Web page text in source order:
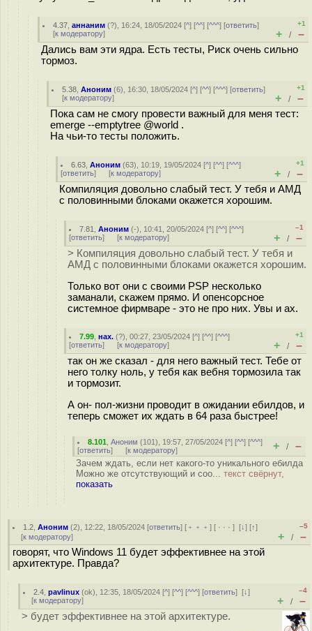
4.37 ,аннаним (?), 16:24, 18/05/2024 [^] [^^] [^^^] [ответить]
[к модератору]
+1
+ / –
Дались вам эти ядра. Есть тесты, Риск очень сильно
тормоз.
5.38 ,Аноним (6), 16:30, 18/05/2024 [^] [^^] [^^^] [ответить]
[к модератору]
+1
+ / –
Пока сам не смогу провести важный для меня тест:
emerge --emptytree @world .
На чьи-то тесты положить.
6.63 ,Аноним (63), 10:19, 19/05/2024 [^] [^^] [^^^]
[ответить] [к модератору]
+1
+ / –
Компиляция довольно слабый тест. У тебя и АМД
с половинными блоками окажется хорошим.
7.81 ,Аноним (-), 10:41, 20/05/2024 [^] [^^] [^^^]
[ответить] [к модератору]
–1
+ / –
> Компиляция довольно слабый тест. У тебя и
АМД с половинными блоками окажется хорошим.
Только вот они с своими PSP несколько
заманали, скажем прямо. И опенсорсное
системное фирмваре - это не про них. Увы и ах.
7.99 ,нах. (?), 00:27, 23/05/2024 [^] [^^] [^^^]
[ответить] [к модератору]
+1
+ / –
так он же сказал - для него важный тест. Тебе от
него толку ноль, у тебя как вебня тормозила так
и тормозит.
А он- пол-жизни проводит в ожидании ебилдов, и
теперь сможет их ждать в 64 раза быстрее!
8.101 ,Аноним (101), 19:57, 27/05/2024 [^] [^^] [^^^]
[ответить] [к модератору] + / –
Зачем ждать, если нет какого-то уникального ебилда
Можно же отсутствующий и соо... текст свёрнут,
показать
1.2 ,Аноним (2), 12:22, 18/05/2024 [ответить] [ ﹢﹢﹢] [ · · ·][↓] [↑]
[к модератору]
–5
+ / –
говорят, что Windows 11 будет эффективнее на этой
архитектуре. Правда?
2.4 ,pavlinux (ok), 12:35, 18/05/2024 [^] [^^] [^^^] [ответить][↓]
[к модератору]
–4
+ / –
> будет эффективнее на этой архитектуре.